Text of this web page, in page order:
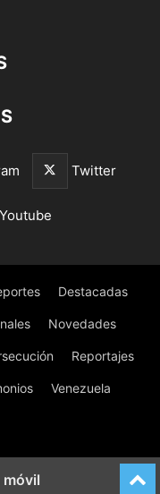
Twitter
Youtube
Destacadas
Novedades
Reportajes
Venezuela
móvil